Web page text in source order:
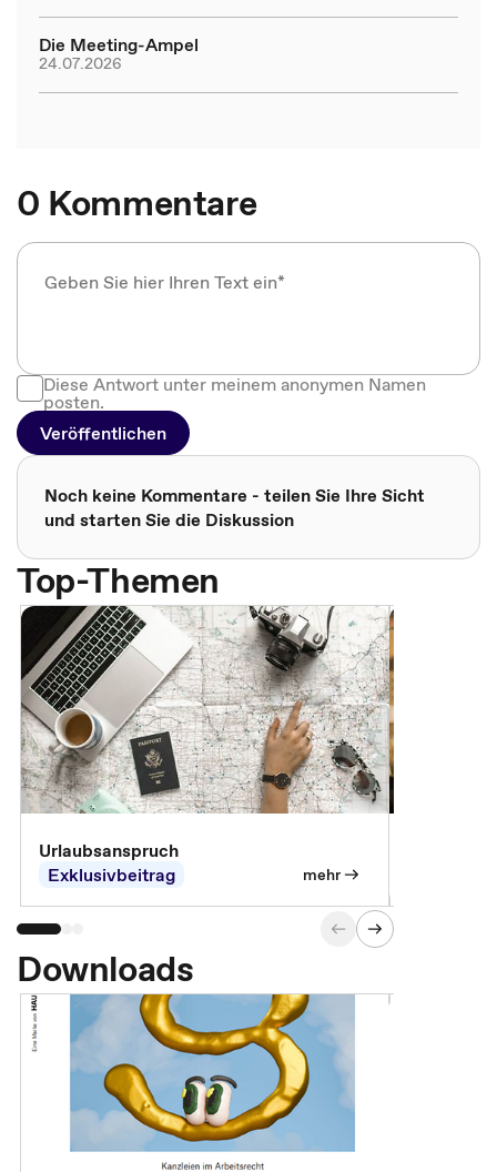
Die Meeting-Ampel
24.07.2026
0 Kommentare
Diese Antwort unter meinem anonymen Namen
posten.
Veröffentlichen
Noch keine Kommentare - teilen Sie Ihre Sicht
und starten Sie die Diskussion
Top-Themen
Urlaubsanspruch
Exklusivbeitrag
mehr
Downloads